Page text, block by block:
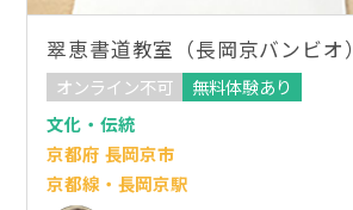
翠恵書道教室（長岡京バンビオ）
オンライン不可
無料体験あり
文化・伝統
京都府 長岡京市
京都線・長岡京駅